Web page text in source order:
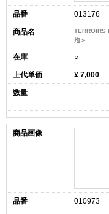
013176
泡＞
○
¥ 7,000
010973